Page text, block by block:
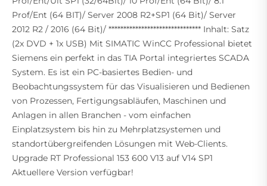
Prof/Ent (64 BIT)/ Server 2008 R2+SP1 (64 Bit)/ Server
2012 R2 / 2016 (64 Bit)/ ******************************* Inhalt: Satz
(2x DVD + 1x USB) Mit SIMATIC WinCC Professional bietet
Siemens ein perfekt in das TIA Portal integriertes SCADA
System. Es ist ein PC-basiertes Bedien- und
Beobachtungssystem für das Visualisieren und Bedienen
von Prozessen, Fertigungsabläufen, Maschinen und
Anlagen in allen Branchen - vom einfachen
Einplatzsystem bis hin zu Mehrplatzsystemen und
standortübergreifenden Lösungen mit Web-Clients.
Upgrade RT Professional 153 600 V13 auf V14 SP1
Aktuellere Version verfügbar!